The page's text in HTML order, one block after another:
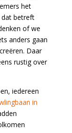
het
dat betreft
of we
anders gaan
Daar
rustig over
iedereen
in